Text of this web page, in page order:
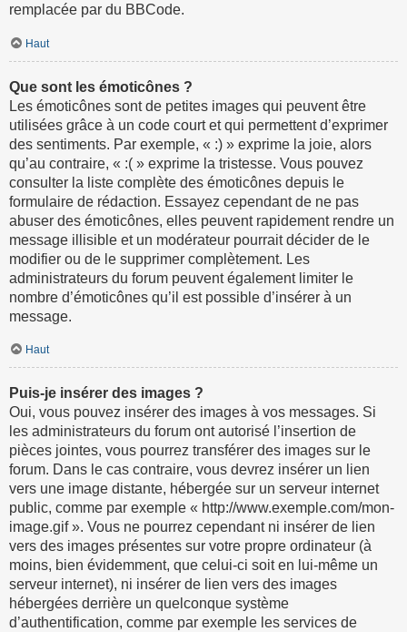
remplacée par du BBCode.
Haut
Que sont les émoticônes ?
Les émoticônes sont de petites images qui peuvent être
utilisées grâce à un code court et qui permettent d’exprimer
des sentiments. Par exemple, « :) » exprime la joie, alors
qu’au contraire, « :( » exprime la tristesse. Vous pouvez
consulter la liste complète des émoticônes depuis le
formulaire de rédaction. Essayez cependant de ne pas
abuser des émoticônes, elles peuvent rapidement rendre un
message illisible et un modérateur pourrait décider de le
modifier ou de le supprimer complètement. Les
administrateurs du forum peuvent également limiter le
nombre d’émoticônes qu’il est possible d’insérer à un
message.
Haut
Puis-je insérer des images ?
Oui, vous pouvez insérer des images à vos messages. Si
les administrateurs du forum ont autorisé l’insertion de
pièces jointes, vous pourrez transférer des images sur le
forum. Dans le cas contraire, vous devrez insérer un lien
vers une image distante, hébergée sur un serveur internet
public, comme par exemple « http://www.exemple.com/mon-
image.gif ». Vous ne pourrez cependant ni insérer de lien
vers des images présentes sur votre propre ordinateur (à
moins, bien évidemment, que celui-ci soit en lui-même un
serveur internet), ni insérer de lien vers des images
hébergées derrière un quelconque système
d’authentification, comme par exemple les services de